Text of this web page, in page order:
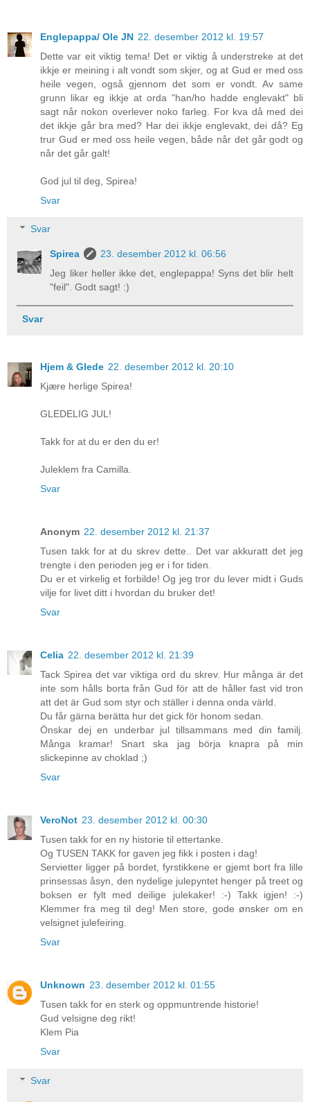
Englepappa/ Ole JN 22. desember 2012 kl. 19:57
Dette var eit viktig tema! Det er viktig å understreke at det
ikkje er meining i alt vondt som skjer, og at Gud er med oss
heile vegen, også gjennom det som er vondt. Av same
grunn likar eg ikkje at orda "han/ho hadde englevakt" bli
sagt når nokon overlever noko farleg. For kva då med dei
det ikkje går bra med? Har dei ikkje englevakt, dei då? Eg
trur Gud er med oss heile vegen, både når det går godt og
når det går galt!
God jul til deg, Spirea!
Svar
Svar
Spirea
23. desember 2012 kl. 06:56
Jeg liker heller ikke det, englepappa! Syns det blir helt
"feil". Godt sagt! :)
Svar
Hjem & Glede 22. desember 2012 kl. 20:10
Kjære herlige Spirea!
GLEDELIG JUL!
Takk for at du er den du er!
Juleklem fra Camilla.
Svar
Anonym 22. desember 2012 kl. 21:37
Tusen takk for at du skrev dette.. Det var akkuratt det jeg
trengte i den perioden jeg er i for tiden.
Du er et virkelig et forbilde! Og jeg tror du lever midt i Guds
vilje for livet ditt i hvordan du bruker det!
Svar
Celia 22. desember 2012 kl. 21:39
Tack Spirea det var viktiga ord du skrev. Hur många är det
inte som hålls borta från Gud för att de håller fast vid tron
att det är Gud som styr och ställer i denna onda värld.
Du får gärna berätta hur det gick för honom sedan.
Önskar dej en underbar jul tillsammans med din familj.
Många kramar! Snart ska jag börja knapra på min
slickepinne av choklad ;)
Svar
VeroNot 23. desember 2012 kl. 00:30
Tusen takk for en ny historie til ettertanke.
Og TUSEN TAKK for gaven jeg fikk i posten i dag!
Servietter ligger på bordet, fyrstikkene er gjemt bort fra lille
prinsessas åsyn, den nydelige julepyntet henger på treet og
boksen er fylt med deilige julekaker! :-) Takk igjen! :-)
Klemmer fra meg til deg! Men store, gode ønsker om en
velsignet julefeiring.
Svar
Unknown 23. desember 2012 kl. 01:55
Tusen takk for en sterk og oppmuntrende historie!
Gud velsigne deg rikt!
Klem Pia
Svar
Svar